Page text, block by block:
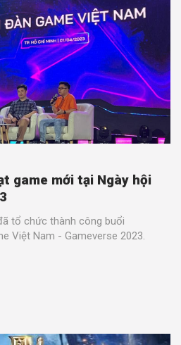
game mới tại Ngày hội
tổ chức thành công buổi
Việt Nam - Gameverse 2023.